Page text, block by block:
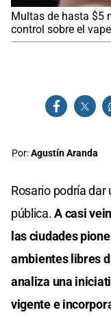
Multas de hasta $5
control sobre el
Por:Agustín Aranda
Rosario podría
pública.A casi
las ciudades
ambientes libres
analiza una
vigente e